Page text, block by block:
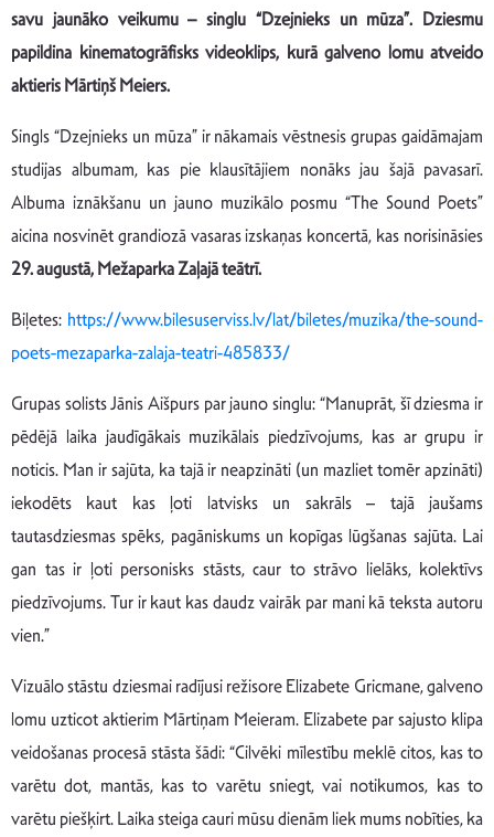
savu jaunāko veikumu – singlu “Dzejnieks un mūza”. Dziesmu
papildina kinematogrāfisks videoklips, kurā galveno lomu atveido
aktieris Mārtiņš Meiers.
Singls “Dzejnieks un mūza” ir nākamais vēstnesis grupas gaidāmajam
studijas albumam, kas pie klausītājiem nonāks jau šajā pavasarī.
Albuma iznākšanu un jauno muzikālo posmu “The Sound Poets”
aicina nosvinēt grandiozā vasaras izskaņas koncertā, kas norisināsies
29. augustā, Mežaparka Zaļajā teātrī.
Biļetes: https://www.bilesuserviss.lv/lat/biletes/muzika/the-sound-
poets-mezaparka-zalaja-teatri-485833/
Grupas solists Jānis Aišpurs par jauno singlu:“Manuprāt, šī dziesma ir
pēdējā laika jaudīgākais muzikālais piedzīvojums, kas ar grupu ir
noticis. Man ir sajūta, ka tajā ir neapzināti (un mazliet tomēr apzināti)
iekodēts kaut kas ļoti latvisks un sakrāls – tajā jaušams
tautasdziesmas spēks, pagāniskums un kopīgas lūgšanas sajūta. Lai
gan tas ir ļoti personisks stāsts, caur to strāvo lielāks, kolektīvs
piedzīvojums. Tur ir kaut kas daudz vairāk par mani kā teksta autoru
vien.”
Vizuālo stāstu dziesmai radījusi režisore Elizabete Gricmane, galveno
lomu uzticot aktierim Mārtiņam Meieram. Elizabete par sajusto klipa
veidošanas procesā stāsta šādi: “Cilvēki mīlestību meklē citos, kas to
varētu dot, mantās, kas to varētu sniegt, vai notikumos, kas to
varētu piešķirt. Laika steiga cauri mūsu dienām liek mums nobīties, ka